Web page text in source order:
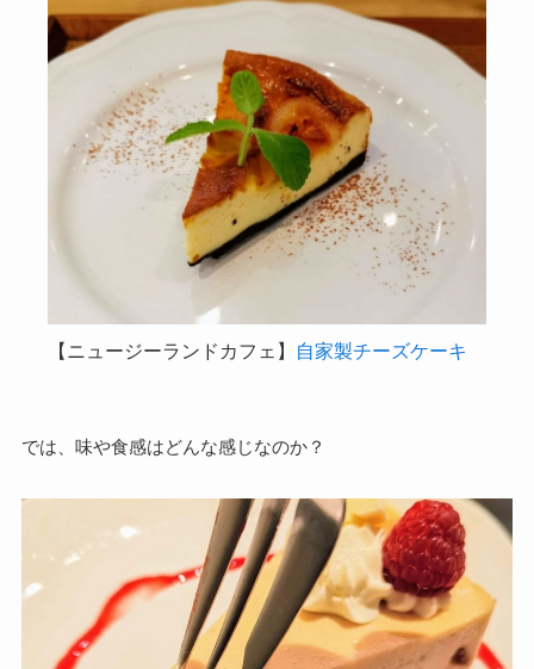
【ニュージーランドカフェ】 自家製チーズケーキ
では、味や食感はどんな感じなのか？